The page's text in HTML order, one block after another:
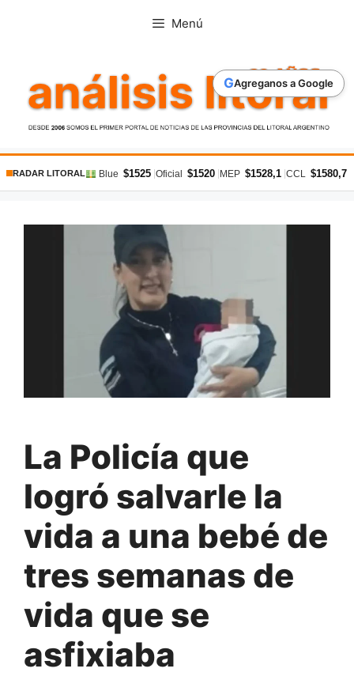
GAgreganos a Google
Menú
RADAR LITORAL Blue $1525 Oficial $1520 MEP $1528,1 CCL $1580,7
La Policía que
logró salvarle la
vida a una bebé de
tres semanas de
vida que se
asfixiaba